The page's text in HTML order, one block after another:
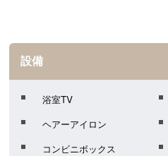
設備
浴室TV
ヘアーアイロン
コンビニボックス